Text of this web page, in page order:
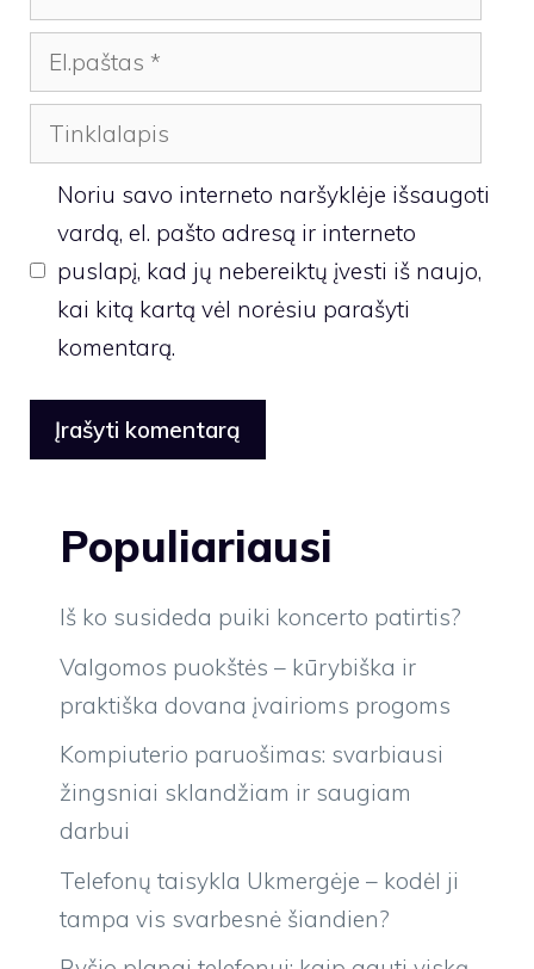
El.paštas
Tinklalapis
Noriu savo interneto naršyklėje išsaugoti
vardą, el. pašto adresą ir interneto
puslapį, kad jų nebereiktų įvesti iš naujo,
kai kitą kartą vėl norėsiu parašyti
komentarą.
Populiariausi
Iš ko susideda puiki koncerto patirtis?
Valgomos puokštės – kūrybiška ir
praktiška dovana įvairioms progoms
Kompiuterio paruošimas: svarbiausi
žingsniai sklandžiam ir saugiam
darbui
Telefonų taisykla Ukmergėje – kodėl ji
tampa vis svarbesnė šiandien?